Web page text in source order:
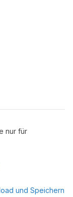
nur für
und Speichern